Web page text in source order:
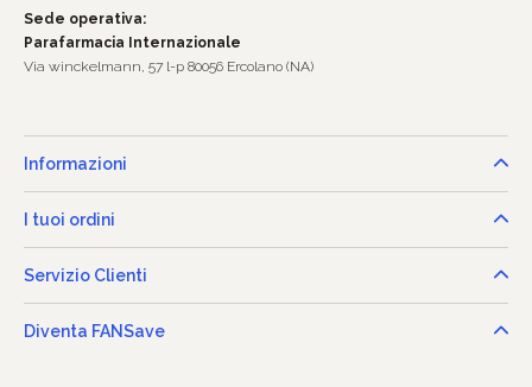
Sede operativa:
Parafarmacia Internazionale
Via winckelmann, 57 l-p 80056 Ercolano (NA)
Informazioni
I tuoi ordini
Servizio Clienti
Diventa FANSave